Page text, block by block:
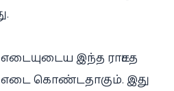
எடையுடைய இந்த ராட்சத
எடை கொண்டதாகும். இது